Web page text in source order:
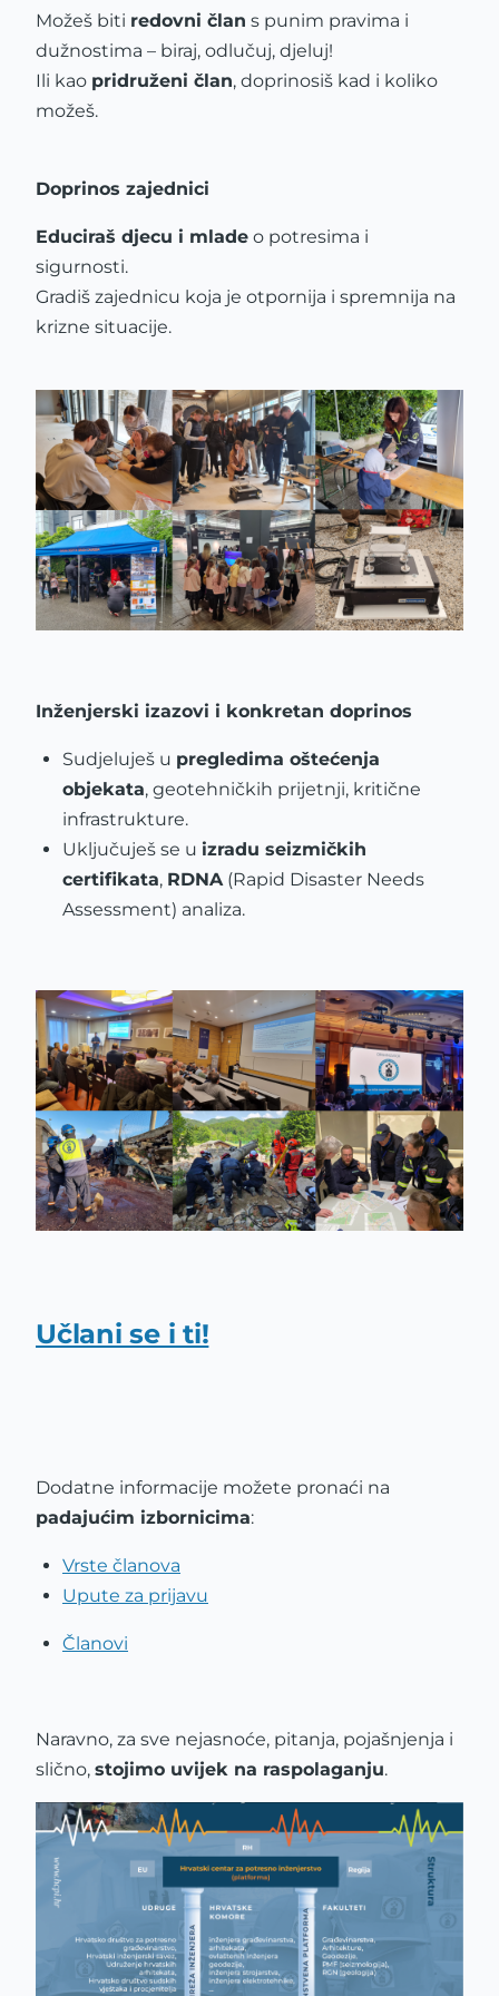
Možeš biti redovni član s punim pravima i
dužnostima – biraj, odlučuj, djeluj!
Ili kao pridruženi član, doprinosiš kad i koliko
možeš.
Doprinos zajednici
Educiraš djecu i mlade o potresima i
sigurnosti.
Gradiš zajednicu koja je otpornija i spremnija na
krizne situacije.
Inženjerski izazovi i konkretan doprinos
Sudjeluješ u pregledima oštećenja
objekata, geotehničkih prijetnji, kritične
infrastrukture.
Uključuješ se u izradu seizmičkih
certifikata, RDNA (Rapid Disaster Needs
Assessment) analiza.
Učlani se i ti!
Dodatne informacije možete pronaći na
padajućim izbornicima:
Vrste članova
Upute za prijavu
Članovi
Naravno, za sve nejasnoće, pitanja, pojašnjenja i
slično, stojimo uvijek na raspolaganju.